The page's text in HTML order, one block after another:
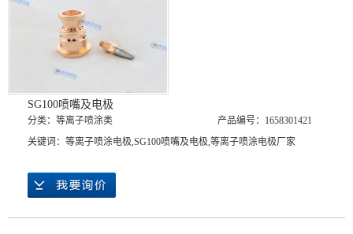
SG100喷嘴及电极
分类： 等离子喷涂类
产品编号：1658301421
关键词： 等离子喷涂电极 SG100喷嘴及电极 等离子喷涂电极厂家